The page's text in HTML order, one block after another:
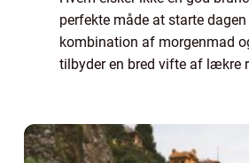
perfekte måde at starte
kombination af morgenmad
tilbyder en bred vifte af lækre